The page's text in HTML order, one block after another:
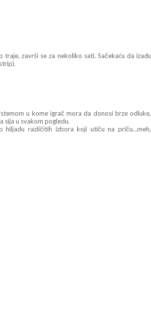
završi se za nekoliko sati. Sačekaću da izađu
u kome igrač mora da donosi brze odluke,
sija u svakom pogledu.
različitih izbora koji utiču na priču...meh,